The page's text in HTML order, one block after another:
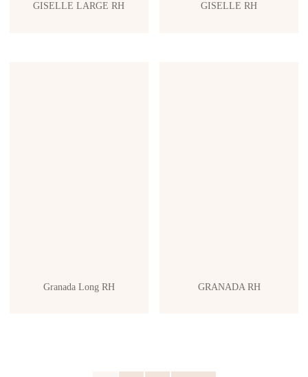
GISELLE LARGE RH GISELLE RH
Granada Long RH GRANADA RH